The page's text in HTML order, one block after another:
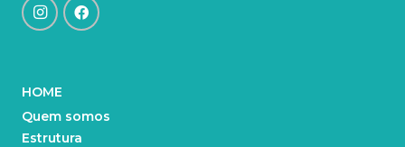
HOME
Quem somos
Estrutura